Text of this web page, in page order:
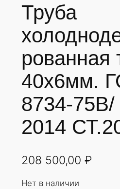
Труба
рованная
40х6мм.
8734-75В/
2014
208 500,00 ₽
Нет в наличии